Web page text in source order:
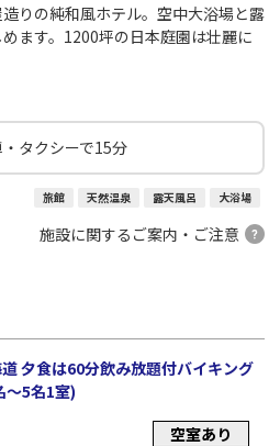
りの純和風ホテル。空中大浴場と露
ます。1200坪の日本庭園は壮麗に
タクシーで15分
旅館 天然温泉 露天風呂 大浴場
施設に関するご案内・ご注意
夕食は60分飲み放題付バイキング
5名1室)
空室あり